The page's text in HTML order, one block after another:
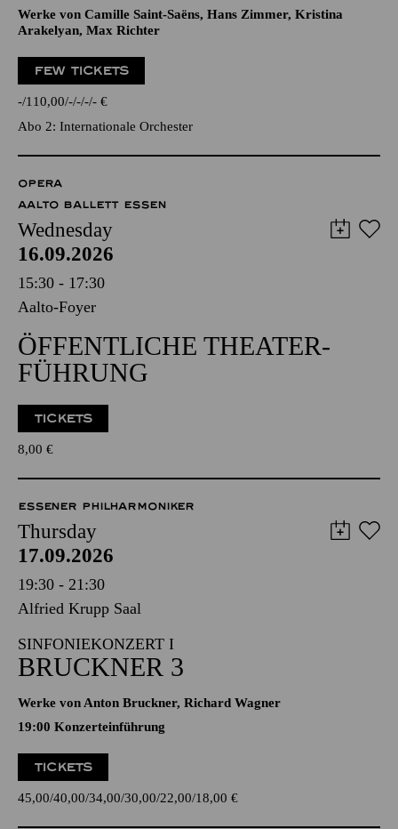
Werke von Camille Saint-Saëns, Hans Zimmer, Kristina
Arakelyan, Max Richter
FEW TICKETS
- 110,00 - - - - €
Abo 2: Internationale Orchester
OPERA
AALTO BALLETT ESSEN
Wednesday
16.09.2026
15:30 - 17:30
Aalto-Foyer
ÖFFENTLICHE THEATER­
FÜHRUNG
TICKETS
8,00 €
ESSENER PHILHARMONIKER
Thursday
17.09.2026
19:30 - 21:30
Alfried Krupp Saal
SINFONIEKONZERT I
BRUCKNER 3
Werke von Anton Bruckner, Richard Wagner
19:00 Konzerteinführung
TICKETS
45,00 40,00 34,00 30,00 22,00 18,00 €